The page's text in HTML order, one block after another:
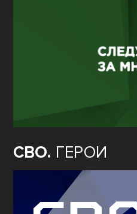
СВО. ГЕРОИ